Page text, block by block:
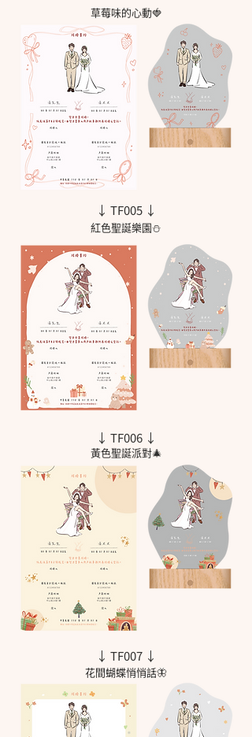
草莓味的心動🍓
↓ TF005 ↓
紅色聖誕樂園⛄
↓ TF006 ↓
↓ TF007 ↓
黃色聖誕派對🎄
花間蝴蝶悄悄話🦋